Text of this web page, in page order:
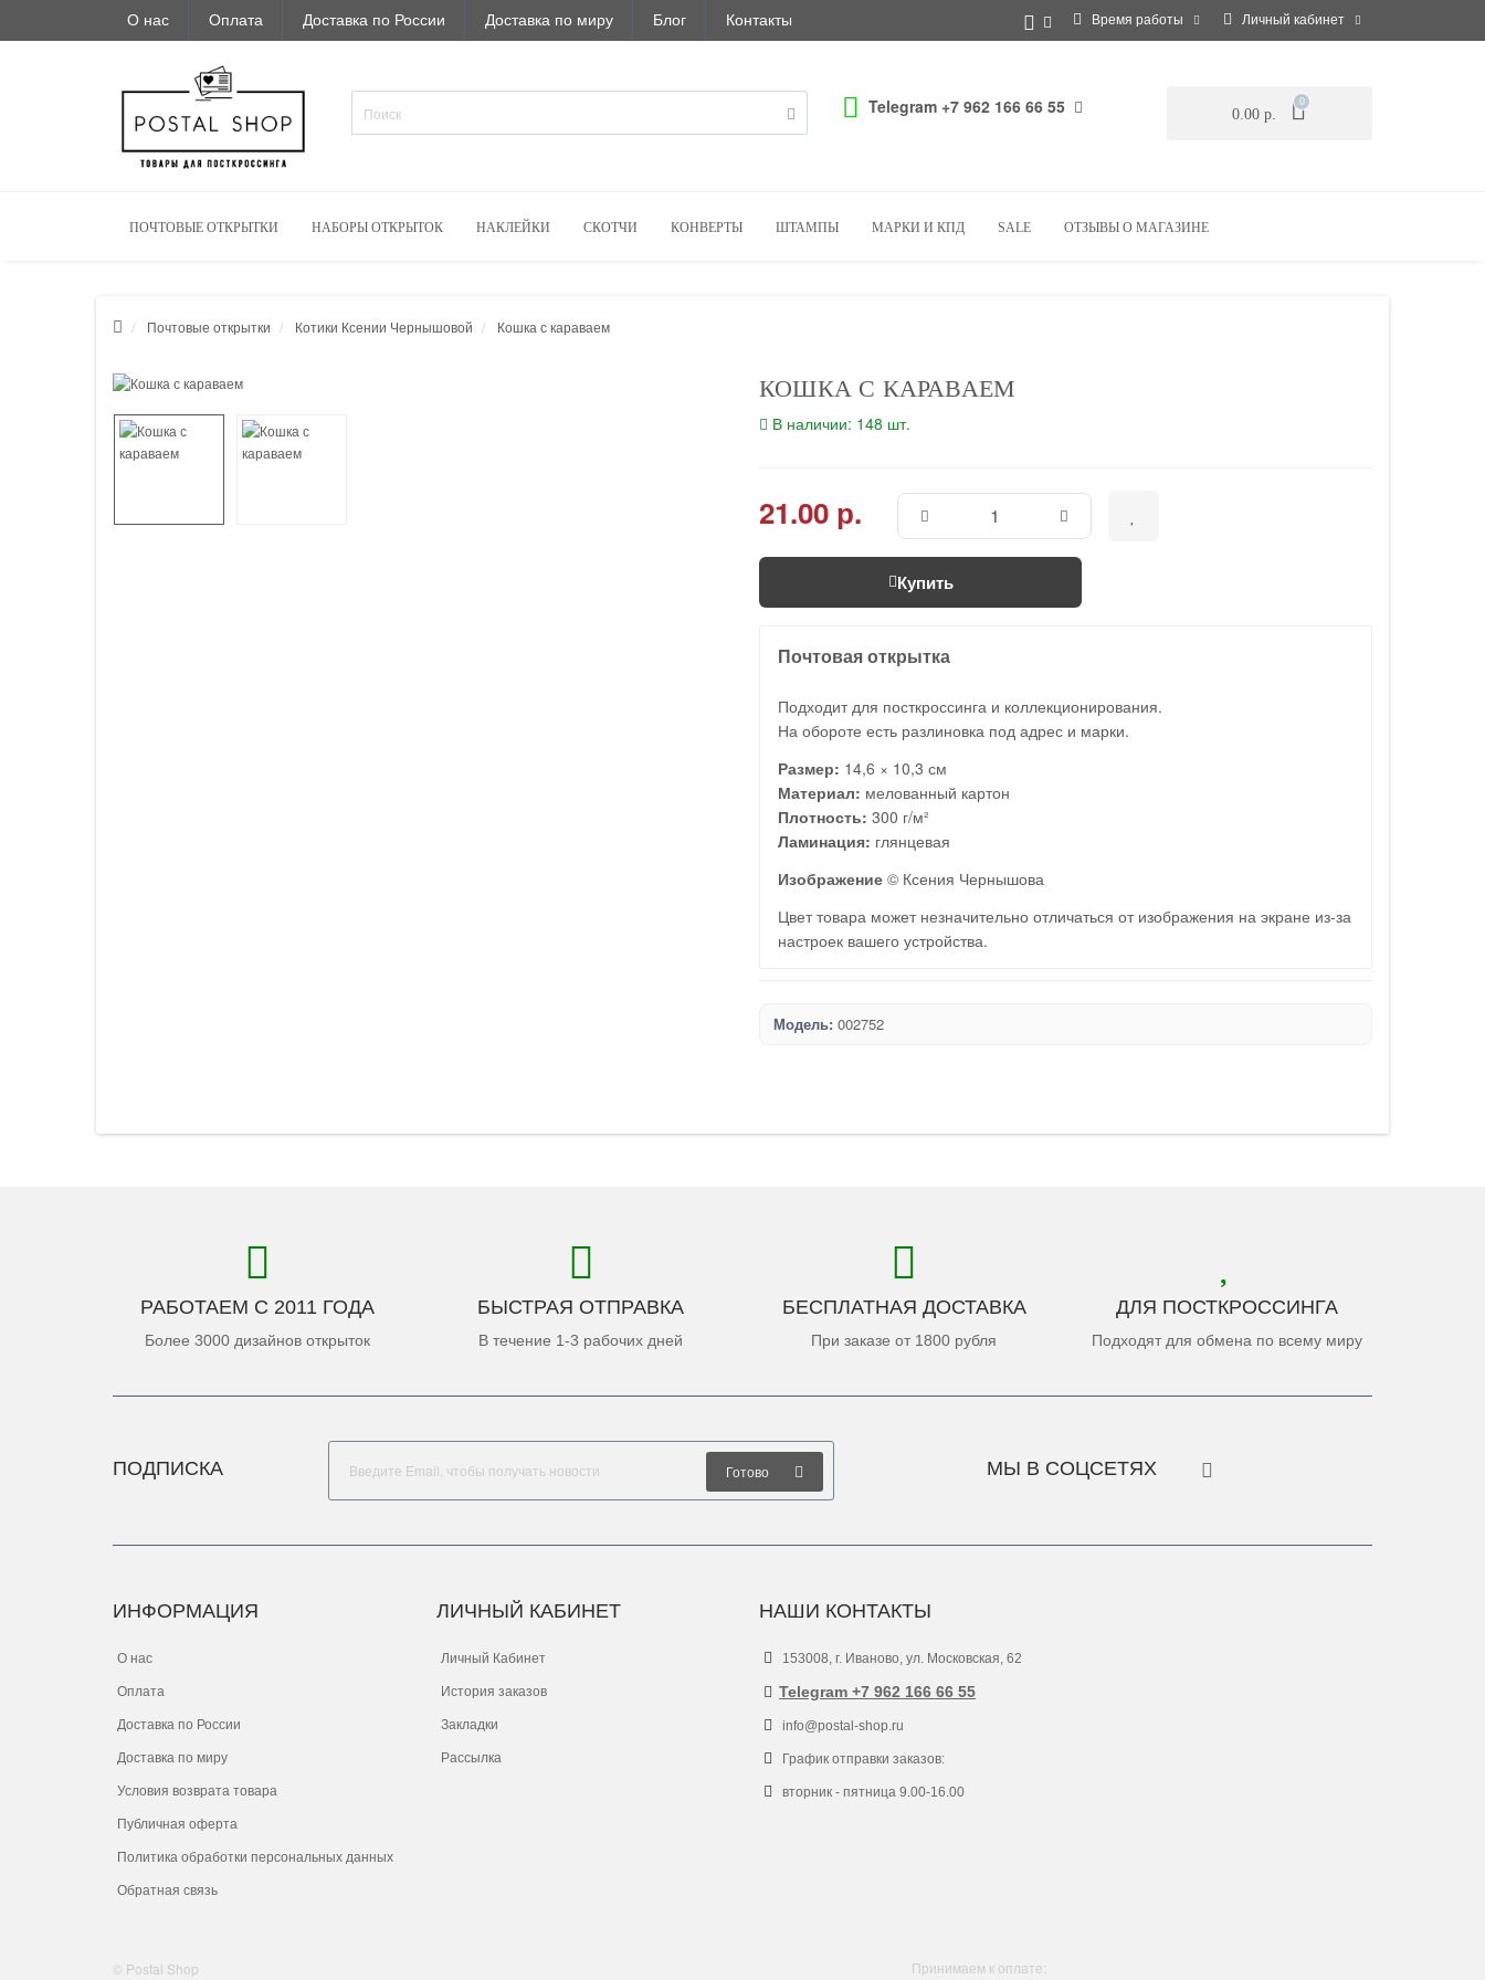
О нас Оплата Доставка по России Доставка по миру Блог Контакты Время работы Личный кабинет
Telegram +7 962 166 66 55 0.00 р.
0
ПОЧТОВЫЕ ОТКРЫТКИ НАБОРЫ ОТКРЫТОК НАКЛЕЙКИ СКОТЧИ КОНВЕРТЫ ШТАМПЫ МАРКИ И КПД SALE ОТЗЫВЫ О МАГАЗИНЕ
Почтовые открытки Котики Ксении Чернышовой Кошка с караваем
КОШКА С КАРАВАЕМ
В наличии: 148 шт.
21.00 р.
Купить
Почтовая открытка
Подходит для посткроссинга и коллекционирования.
На обороте есть разлиновка под адрес и марки.
Размер: 14,6 × 10,3 см
Материал: мелованный картон
Плотность: 300 г/м²
Ламинация: глянцевая
Изображение © Ксения Чернышова
Цвет товара может незначительно отличаться от изображения на экране из-за
настроек вашего устройства.
Модель: 002752
РАБОТАЕМ С 2011 ГОДА
Более 3000 дизайнов открыток
БЫСТРАЯ ОТПРАВКА
В течение 1-3 рабочих дней
БЕСПЛАТНАЯ ДОСТАВКА
При заказе от 1800 рубля
ДЛЯ ПОСТКРОССИНГА
Подходят для обмена по всему миру
ПОДПИСКА Готово МЫ В СОЦСЕТЯХ
ИНФОРМАЦИЯ
О нас
Оплата
Доставка по России
Доставка по миру
Условия возврата товара
Публичная оферта
Политика обработки персональных данных
Обратная связь
ЛИЧНЫЙ КАБИНЕТ
Личный Кабинет
История заказов
Закладки
Рассылка
НАШИ КОНТАКТЫ
153008, г. Иваново, ул. Московская, 62
Telegram +7 962 166 66 55
info@postal-shop.ru
График отправки заказов:
вторник - пятница 9.00-16.00
© Postal Shop Принимаем к оплате: